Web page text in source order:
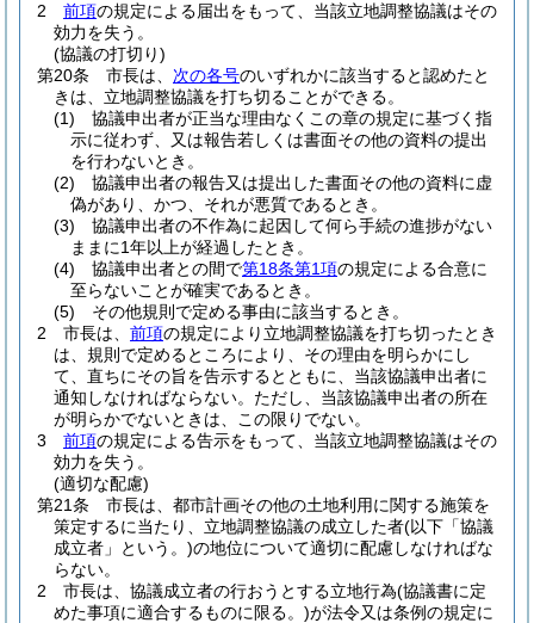
2
前項の規定による届出をもって、当該立地調整協議はその
効力を失う。
(協議の打切り)
第20条
市長は、 次の各号のいずれかに該当すると認めたと
きは、立地調整協議を打ち切ることができる。
(1)
協議申出者が正当な理由なくこの章の規定に基づく指
示に従わず、又は報告若しくは書面その他の資料の提出
を行わないとき。
(2)
協議申出者の報告又は提出した書面その他の資料に虚
偽があり、かつ、それが悪質であるとき。
(3)
協議申出者の不作為に起因して何ら手続の進捗がない
ままに1年以上が経過したとき。
(4)
協議申出者との間で第18条第1項の規定による合意に
至らないことが確実であるとき。
(5)
その他規則で定める事由に該当するとき。
2
市長は、 前項の規定により立地調整協議を打ち切ったとき
は、規則で定めるところにより、その理由を明らかにし
て、直ちにその旨を告示するとともに、当該協議申出者に
通知しなければならない。 ただし、当該協議申出者の所在
が明らかでないときは、この限りでない。
3
前項の規定による告示をもって、当該立地調整協議はその
効力を失う。
(適切な配慮)
第21条
市長は、都市計画その他の土地利用に関する施策を
策定するに当たり、立地調整協議の成立した者(以下「協議
成立者」という。)の地位について適切に配慮しなければな
らない。
2
市長は、協議成立者の行おうとする立地行為(協議書に定
めた事項に適合するものに限る。)が法令又は条例の規定に